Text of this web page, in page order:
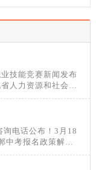
技能竞赛新闻发布
人力资源和社会保
技能人才培养水
询电话公布！3月18
考报名政策解读